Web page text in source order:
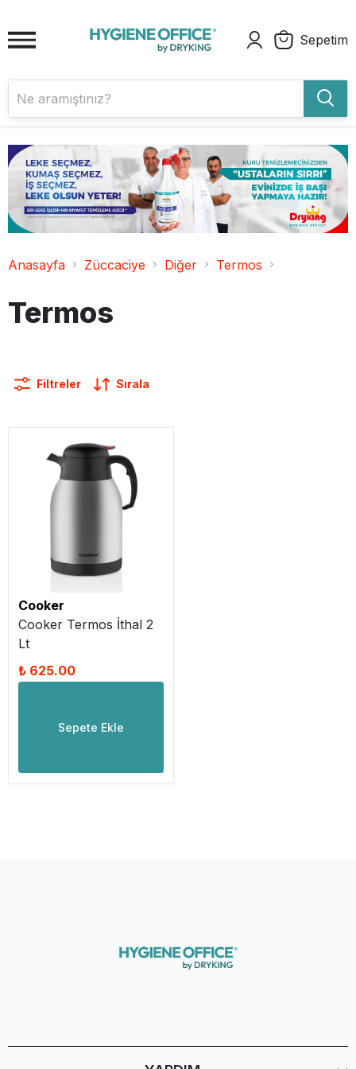
Sepetim
Anasayfa Züccaciye Diğer Termos
Termos
Filtreler Sırala
Cooker
Cooker Termos İthal 2
Lt
₺ 625.00
Sepete Ekle